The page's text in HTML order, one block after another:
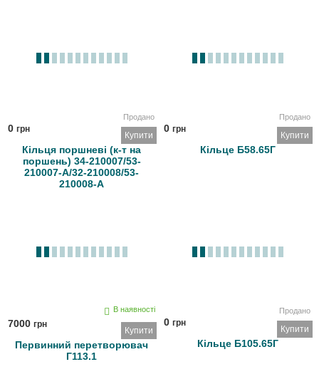
Продано
0 грн
Купити
Кільця поршневі (к-т на
поршень) 34-210007/53-
210007-А/32-210008/53-
210008-А
Продано
0 грн
Купити
Кільце Б58.65Г
В наявності
7000 грн
Купити
Первинний перетворювач
Г113.1
Продано
0 грн
Купити
Кільце Б105.65Г